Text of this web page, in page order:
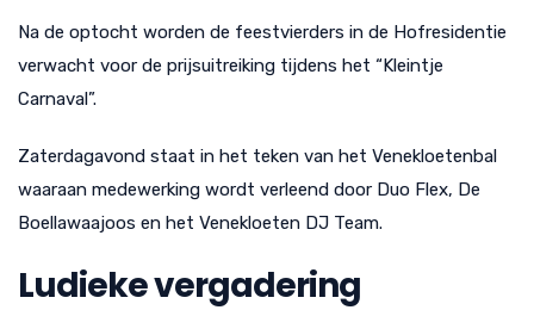
Na de optocht worden de feestvierders in de Hofresidentie
verwacht voor de prijsuitreiking tijdens het “Kleintje
Carnaval”.
Zaterdagavond staat in het teken van het Venekloetenbal
waaraan medewerking wordt verleend door Duo Flex, De
Boellawaajoos en het Venekloeten DJ Team.
Ludieke vergadering